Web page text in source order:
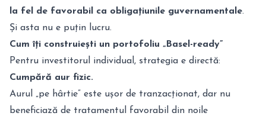
la fel de favorabil ca obligațiunile guvernamentale.
Și asta nu e puțin lucru.
Cum îți construiești un portofoliu „Basel-ready”
Pentru investitorul individual, strategia e directă:
Cumpără aur fizic.
Aurul „pe hârtie” este ușor de tranzacționat, dar nu
beneficiază de tratamentul favorabil din noile